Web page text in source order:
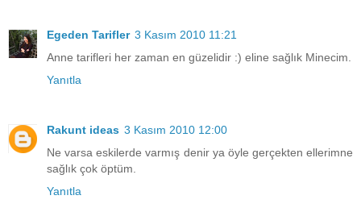
Egeden Tarifler 3 Kasım 2010 11:21
Anne tarifleri her zaman en güzelidir :) eline sağlık Minecim.
Yanıtla
Rakunt ideas 3 Kasım 2010 12:00
Ne varsa eskilerde varmış denir ya öyle gerçekten ellerimne
sağlık çok öptüm.
Yanıtla